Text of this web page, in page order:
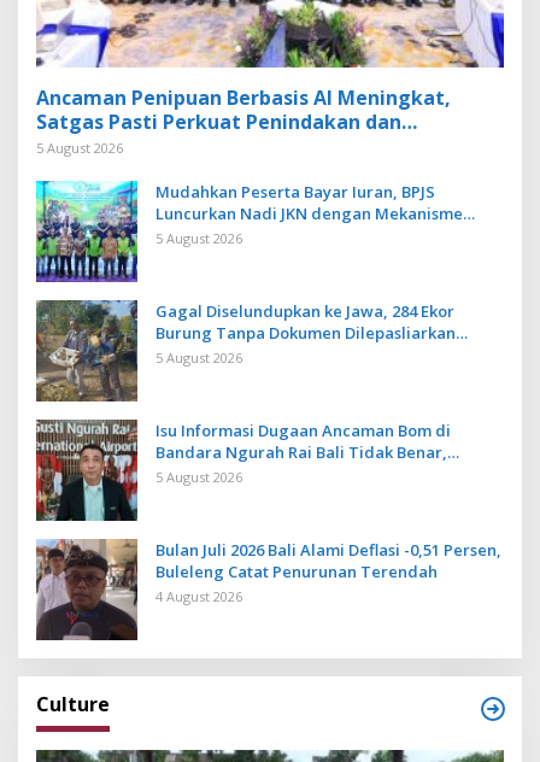
Ancaman Penipuan Berbasis AI Meningkat,
Satgas Pasti Perkuat Penindakan dan
Pengembangan Aplikasi Anti Penipuan
5 August 2026
Mudahkan Peserta Bayar Iuran, BPJS
Luncurkan Nadi JKN dengan Mekanisme
Menabung
5 August 2026
Gagal Diselundupkan ke Jawa, 284 Ekor
Burung Tanpa Dokumen Dilepasliarkan
Cegah Ancaman Penyakit
5 August 2026
Isu Informasi Dugaan Ancaman Bom di
Bandara Ngurah Rai Bali Tidak Benar,
Operasional Penerbangan Lancar
5 August 2026
Bulan Juli 2026 Bali Alami Deflasi -0,51 Persen,
Buleleng Catat Penurunan Terendah
4 August 2026
Culture